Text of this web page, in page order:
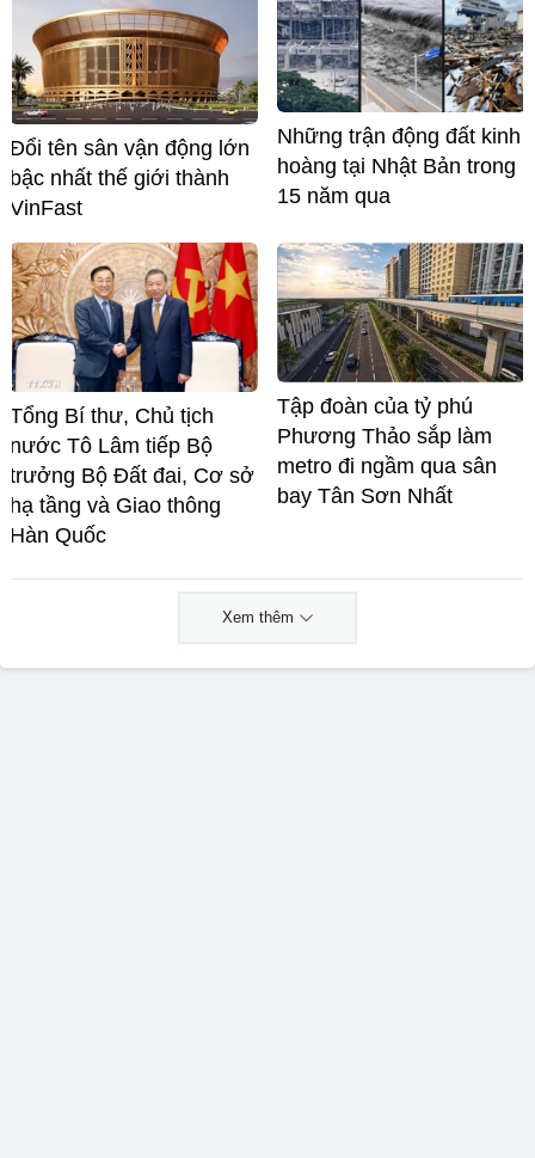
Đổi tên sân vận động lớn
bậc nhất thế giới thành
VinFast
Những trận động đất kinh
hoàng tại Nhật Bản trong
15 năm qua
Tổng Bí thư, Chủ tịch
nước Tô Lâm tiếp Bộ
trưởng Bộ Đất đai, Cơ sở
hạ tầng và Giao thông
Hàn Quốc
Tập đoàn của tỷ phú
Phương Thảo sắp làm
metro đi ngầm qua sân
bay Tân Sơn Nhất
Xem thêm